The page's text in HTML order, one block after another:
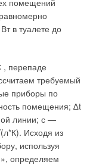
помещений
в туалете до
, перепаде
требуемый
приборы по
помещения; ∆t
линии; с —
Исходя из
используя
определяем